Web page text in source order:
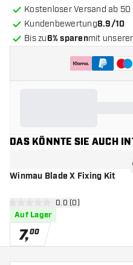
Kostenloser Versand ab 50
Kundenbewertung8.9/10
Bis zu6% sparenmit
DAS KÖNNTE SIE AUCH
Winmau Blade X Fixing Kit
Bewertungsbereich
0 Bewertungssterne
0.0 (0)
Auf Lager
7,00